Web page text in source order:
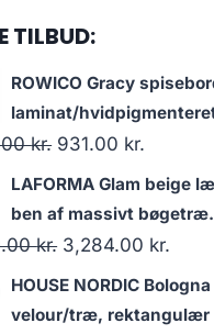
TILBUD:
ROWICO Gracy
laminat/
kr. 931.00 kr.
LAFORMA Glam beige
ben af massivt bøgetræ.
kr. 3,284.00 kr.
HOUSE NORDIC
velour/træ, rektangulær